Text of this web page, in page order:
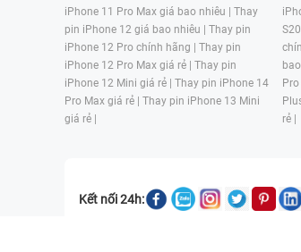
iPhone 11 Pro Max giá bao nhiêu | Thay
pin iPhone 12 giá bao nhiêu | Thay pin
iPhone 12 Pro chính hãng | Thay pin
iPhone 12 Pro Max giá rẻ | Thay pin
iPhone 12 Mini giá rẻ | Thay pin iPhone 14
Pro Max giá rẻ | Thay pin iPhone 13 Mini
giá rẻ |
rẻ |
Kết nối 24h: